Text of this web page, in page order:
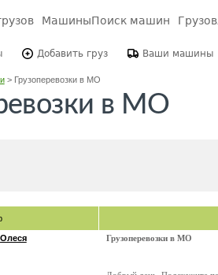
МашиныПоиск машин
Добавить груз Ваши машины
> Грузоперевозки в МО
в МО
Олеся Грузоперевозки в МО